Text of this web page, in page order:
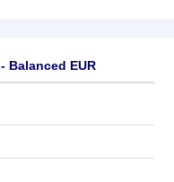
Balanced EUR